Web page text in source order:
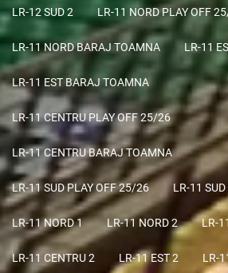
LR-12 SUD 2 LR-11 NORD PLAY OFF
LR-11 NORD BARAJ TOAMNA LR-11
LR-11 EST BARAJ TOAMNA
LR-11 CENTRU PLAY OFF 25/26
LR-11 CENTRU BARAJ TOAMNA
LR-11 SUD PLAY OFF 25/26 LR-11
LR-11 NORD 1 LR-11 NORD 2 LR-
LR-11 CENTRU 2 LR-11 EST 2 LR-